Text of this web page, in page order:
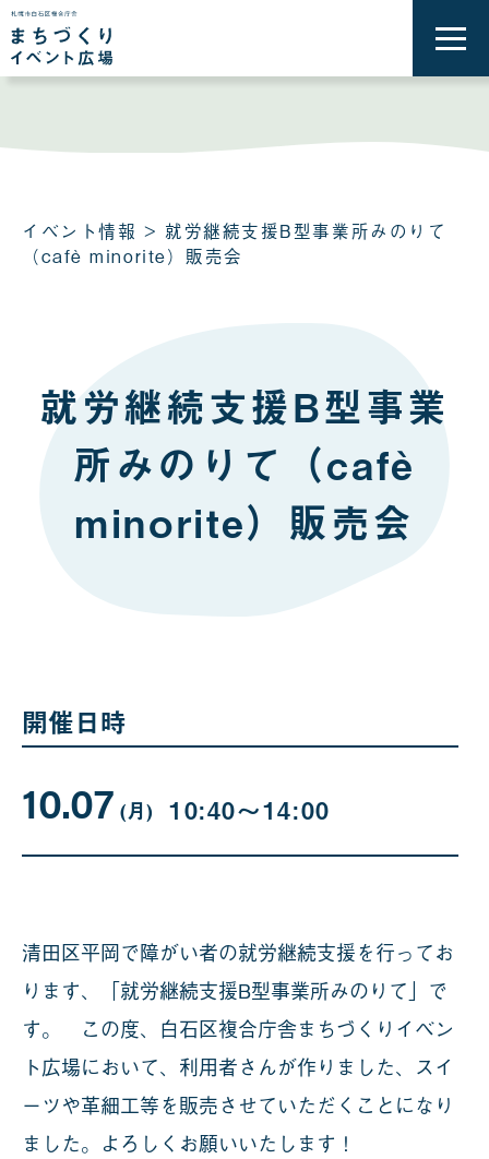
ニ
イベント情報 > 就労継続支援B型事業所みのりて
（cafè minorite）販売会
就労継続支援B型事業
所みのりて（cafè
minorite）販売会
開催日時
10.07月
日
(月日
) 10:40〜14:00
清田区平岡で障がい者の就労継続支援を行ってお
ります、「就労継続支援B型事業所みのりて」で
す。 この度、白石区複合庁舎まちづくりイベン
ト広場において、利用者さんが作りました、スイ
ーツや革細工等を販売させていただくことになり
ました。よろしくお願いいたします！